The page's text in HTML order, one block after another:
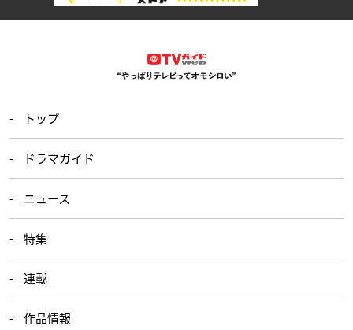
トップ
ドラマガイド
ニュース
特集
連載
作品情報